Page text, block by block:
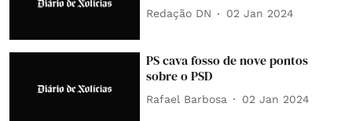
Redação DN 02 Jan 2024
PS cava fosso de nove pontos
sobre o PSD
Rafael Barbosa 02 Jan 2024